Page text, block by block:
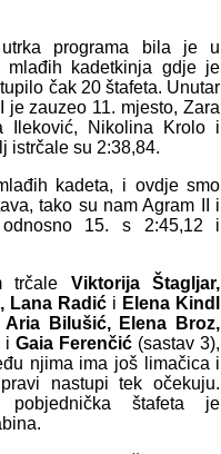
utrka programa bila je u
mlađih kadetkinja gdje je
čak 20 štafeta. Unutar
je zauzeo 11. mjesto, Zara
Ileković, Nikolina Krolo i
istrčale su 2:38,84.
kadeta, i ovdje smo
tako su nam Agram II i
15. s 2:45,12 i
trčale Viktorija Štagljar,
Lana Radić i Elena Kindl
Aria Bilušić, Elena Broz,
i Gaia Ferenčić (sastav 3),
njima ima još limačica i
nastupi tek očekuju.
pobjednička štafeta je